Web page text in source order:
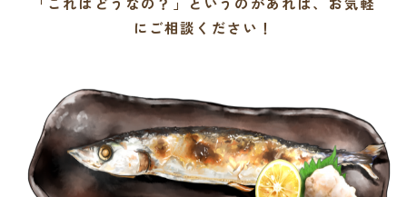
にご相談ください！